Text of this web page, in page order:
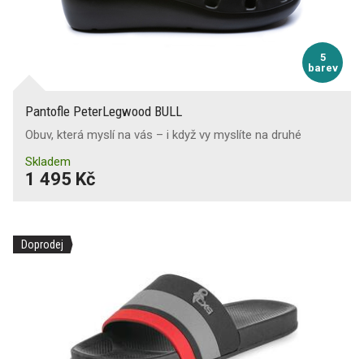
5
barev
Pantofle PeterLegwood BULL
Obuv, která myslí na vás – i když vy myslíte na druhé
Skladem
1 495 Kč
Doprodej